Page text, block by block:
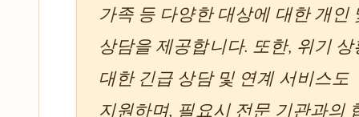
가족 등 다양한 대상에 대한 개인
상담을 제공합니다. 또한, 위기
대한 긴급 상담 및 연계 서비스도
지원하며, 필요시 전문 기관과의